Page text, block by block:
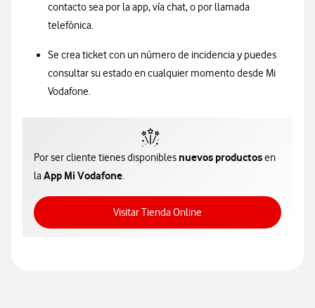
contacto sea por la app, vía chat, o por llamada
telefónica.
Se crea ticket con un número de incidencia y puedes
consultar su estado en cualquier momento desde Mi
Vodafone.
Por ser cliente tienes disponibles nuevos productosen
laApp Mi Vodafone.
Visitar Tienda OnlineAcceso a Tienda Online